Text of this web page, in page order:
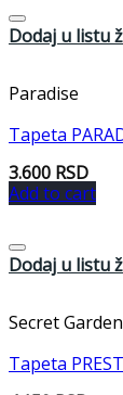
Dodaj u listu
Paradise
Tapeta
3.600 RSD
Add to cart
Dodaj u listu
Secret Garden
Tapeta